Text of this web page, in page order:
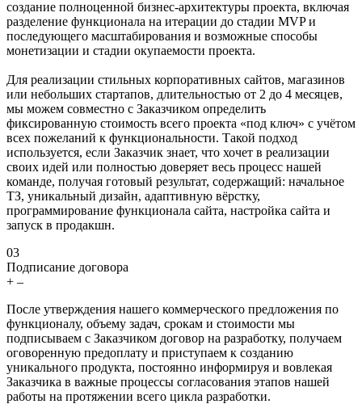
создание полноценной бизнес-архитектуры проекта, включая
разделение функционала на итерации до стадии MVP и
последующего масштабирования и возможные способы
монетизации и стадии окупаемости проекта.
Для реализации стильных корпоративных сайтов, магазинов
или небольших стартапов, длительностью от 2 до 4 месяцев,
мы можем совместно с Заказчиком определить
фиксированную стоимость всего проекта «под ключ» с учётом
всех пожеланий к функциональности. Такой подход
используется, если Заказчик знает, что хочет в реализации
своих идей или полностью доверяет весь процесс нашей
команде, получая готовый результат, содержащий: начальное
ТЗ, уникальный дизайн, адаптивную вёрстку,
программирование функционала сайта, настройка сайта и
запуск в продакшн.
03
Подписание договора
+ –
После утверждения нашего коммерческого предложения по
функционалу, объему задач, срокам и стоимости мы
подписываем с Заказчиком договор на разработку, получаем
оговоренную предоплату и приступаем к созданию
уникального продукта, постоянно информируя и вовлекая
Заказчика в важные процессы согласования этапов нашей
работы на протяжении всего цикла разработки.